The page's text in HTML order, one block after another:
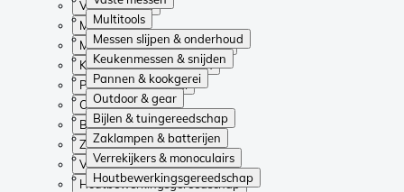
Multitools
Messen slijpen & onderhoud
Keukenmessen & snijden
Pannen & kookgerei
Outdoor & gear
Bijlen & tuingereedschap
Zaklampen & batterijen
Verrekijkers & monoculairs
Houtbewerkingsgereedschap
Vaste messen
Multitools
Messen slijpen & onderhoud
Keukenmessen & snijden
Pannen & kookgerei
Outdoor & gear
Bijlen & tuingereedschap
Zaklampen & batterijen
Verrekijkers & monoculairs
Houtbewerkingsgereedschap